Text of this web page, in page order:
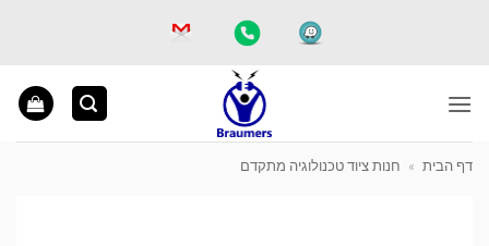
דף הבית » חנות ציוד טכנולוגיה מתקדם